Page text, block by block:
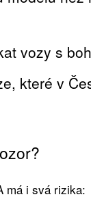
vozy s
které v
má i svá rizika: